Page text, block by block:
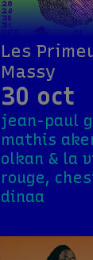
Les
Massy
30 oct
jean-paul
mathis
olkan & la
rouge,
dinaa